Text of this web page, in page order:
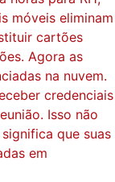
móveis eliminam
cartões
Agora as
na nuvem.
credenciais
Isso não
que suas
em